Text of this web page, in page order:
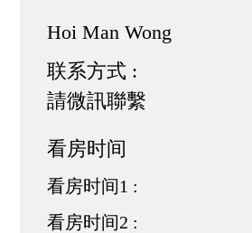
Hoi Man Wong
联系方式 :
請微訊聯繫
看房时间
看房时间1 :
看房时间2 :